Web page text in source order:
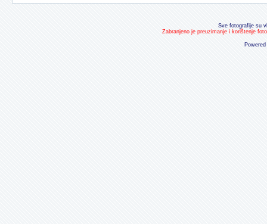
Sve fotografije su
Zabranjeno je preuzimanje i korištenje